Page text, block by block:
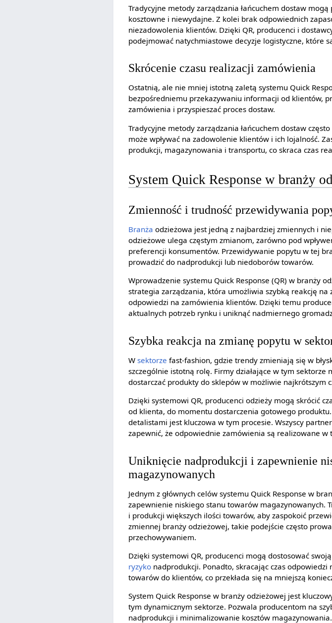
Tradycyjne metody zarządzania łańcuchem dostaw
kosztowne i niewydajne. Z kolei brak odpowiednich
niezadowolenia klientów. Dzięki QR, producenci i
podejmować natychmiastowe decyzje logistyczne, które
Skrócenie czasu realizacji zamówienia
Ostatnią, ale nie mniej istotną zaletą systemu Quick
bezpośredniemu przekazywaniu informacji od klientów,
zamówienia i przyspieszać proces dostaw.
Tradycyjne metody zarządzania łańcuchem dostaw
może wpływać na zadowolenie klientów i ich lojalność.
produkcji, magazynowania i transportu, co skraca czas
System Quick Response w branży
Zmienność i trudność przewidywania
Branża odzieżowa jest jedną z najbardziej zmiennych i
odzieżowe ulega częstym zmianom, zarówno pod
preferencji konsumentów. Przewidywanie popytu w tej
prowadzić do nadprodukcji lub niedoborów towarów.
Wprowadzenie systemu Quick Response (QR) w branży
strategia zarządzania, która umożliwia szybką reakcję
odpowiedzi na zamówienia klientów. Dzięki temu
aktualnych potrzeb rynku i uniknąć nadmiernego
Szybka reakcja na zmianę popytu w
Wsektorze fast-fashion, gdzie trendy zmieniają się w
szczególnie istotną rolę. Firmy działające w tym
dostarczać produkty do sklepów w możliwie najkrótszym
Dzięki systemowi QR, producenci odzieży mogą skrócić
od klienta, do momentu dostarczenia gotowego produktu.
detalistami jest kluczowa w tym procesie. Wszyscy
zapewnić, że odpowiednie zamówienia są realizowane w
Uniknięcie nadprodukcji i zapewnienie
magazynowanych
Jednym z głównych celów systemu Quick Response w
zapewnienie niskiego stanu towarów magazynowanych.
i produkcji większych ilości towarów, aby zaspokoić
zmiennej branży odzieżowej, takie podejście często
przechowywaniem.
Dzięki systemowi QR, producenci mogą dostosować
ryzyko nadprodukcji. Ponadto, skracając czas
towarów do klientów, co przekłada się na mniejszą
System Quick Response w branży odzieżowej jest
tym dynamicznym sektorze. Pozwala producentom na
nadprodukcji i minimalizowanie kosztów